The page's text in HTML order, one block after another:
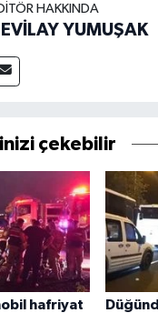
HAKKINDA
YUMUŞAK
çekebilir
hafriyat